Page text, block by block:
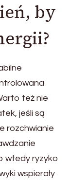
by
też nie
jeśli są
rozchwianie
wtedy ryzyko
wspierały